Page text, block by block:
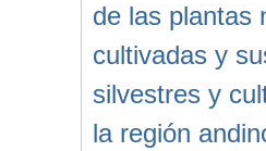
de las plantas
cultivadas y
silvestres y
la región